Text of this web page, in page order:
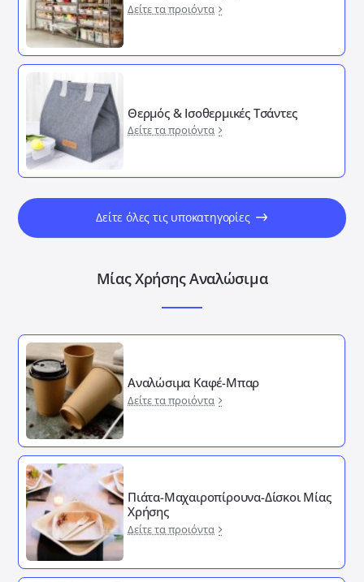
Δείτε τα προιόντα
Θερμός & Ισοθερμικές Τσάντες
Δείτε τα προιόντα
Δείτε όλες τις υποκατηγορίες
Μίας Χρήσης Αναλώσιμα
Αναλώσιμα Καφέ-Μπαρ
Δείτε τα προιόντα
Πιάτα-Μαχαιροπίρουνα-Δίσκοι Μίας
Χρήσης
Δείτε τα προιόντα